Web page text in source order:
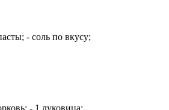
- соль по вкусу;
- 1 луковица;